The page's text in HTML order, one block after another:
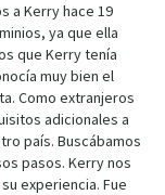
a Kerry hace 19
ya que ella
que Kerry tenía
muy bien el
Como extranjeros
adicionales a
país. Buscábamos
pasos. Kerry nos
experiencia. Fue